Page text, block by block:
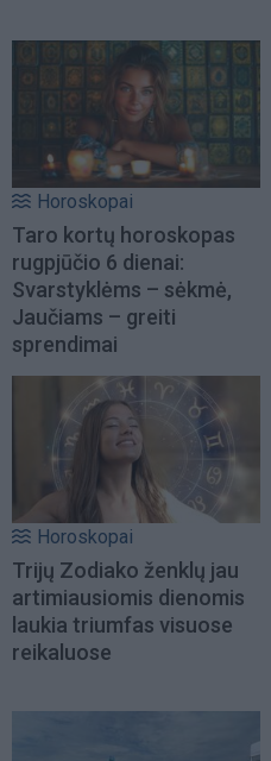
Horoskopai
Taro kortų horoskopas
rugpjūčio 6 dienai:
Svarstyklėms – sėkmė,
Jaučiams – greiti
sprendimai
Horoskopai
Trijų Zodiako ženklų jau
artimiausiomis dienomis
laukia triumfas visuose
reikaluose